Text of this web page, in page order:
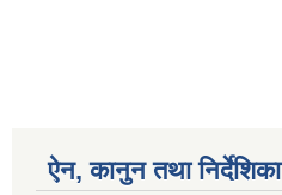
ऐन, कानुन तथा निर्देशिका